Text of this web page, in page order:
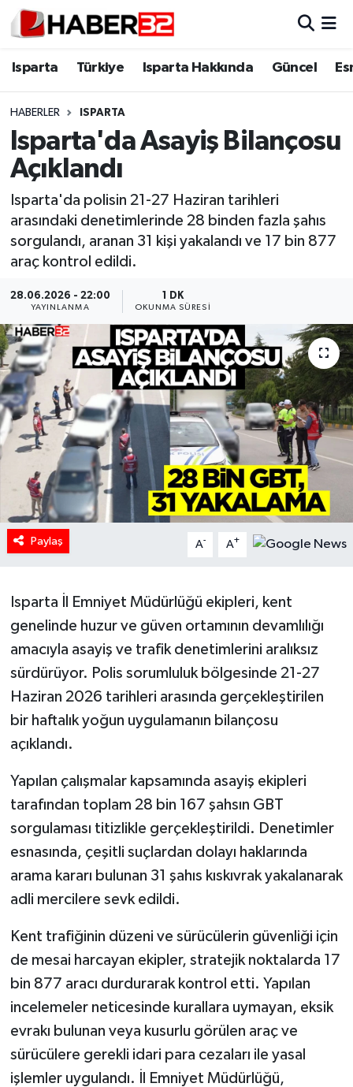
Isparta Türkiye Isparta Hakkında Güncel
HABERLER ISPARTA
Isparta'da Asayiş Bilançosu
Açıklandı
Isparta'da polisin 21-27 Haziran tarihleri
arasındaki denetimlerinde 28 binden fazla şahıs
sorgulandı, aranan 31 kişi yakalandı ve 17 bin 877
araç kontrol edildi.
28.06.2026 - 22:00
YAYINLANMA
1 DK
OKUNMA SÜRESI
Paylaş A- A+
Isparta İl Emniyet Müdürlüğü ekipleri, kent
genelinde huzur ve güven ortamının devamlılığı
amacıyla asayiş ve trafik denetimlerini aralıksız
sürdürüyor. Polis sorumluluk bölgesinde 21-27
Haziran 2026 tarihleri arasında gerçekleştirilen
bir haftalık yoğun uygulamanın bilançosu
açıklandı.
Yapılan çalışmalar kapsamında asayiş ekipleri
tarafından toplam 28 bin 167 şahsın GBT
sorgulaması titizlikle gerçekleştirildi. Denetimler
esnasında, çeşitli suçlardan dolayı haklarında
arama kararı bulunan 31 şahıs kıskıvrak yakalanarak
adli mercilere sevk edildi.
Kent trafiğinin düzeni ve sürücülerin güvenliği için
de mesai harcayan ekipler, stratejik noktalarda 17
bin 877 aracı durdurarak kontrol etti. Yapılan
incelemeler neticesinde kurallara uymayan, eksik
evrakı bulunan veya kusurlu görülen araç ve
sürücülere gerekli idari para cezaları ile yasal
işlemler uygulandı. İl Emniyet Müdürlüğü,
Isparta
Esnaf Diyor ki;
ASAYİŞ
BİLİM VE TEKNOLOJİ
EĞİTİM
GENEL
Güncel
HABERDE İNSAN
İlginç
KÜLTÜR SANAT
MAGAZİN
Oyun
RESMİ İLANLAR
Spor
Tarihi Yapılarımız
Teknoloji
Türkiye
İletişim
Künye
Isparta Nöbetçi Eczaneler
Isparta Trafik Yoğunluk Haritası
Süper Lig Puan Durumu ve Fikstür
Tüm Manşetler
Son Dakika Haberleri
Haber Arşivi